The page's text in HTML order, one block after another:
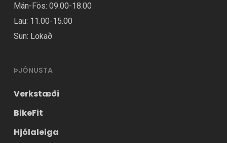
Mán-Fös: 09.00-18.00
Lau: 11.00-15.00
Sun: Lokað
ÞJÓNUSTA
Verkstæði
BikeFit
Hjólaleiga